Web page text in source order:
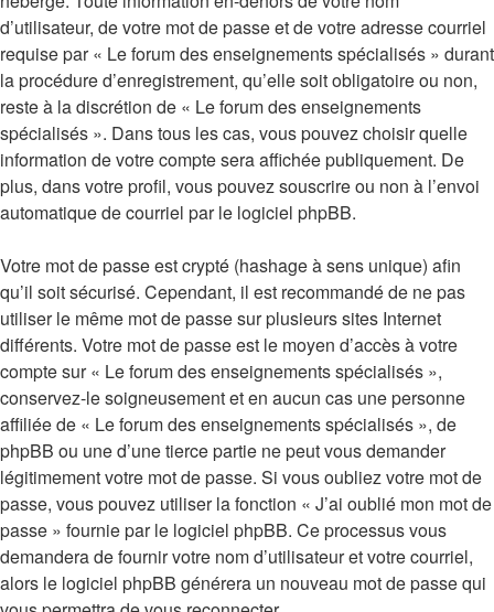
d’utilisateur, de votre mot de passe et de votre adresse courriel
requise par « Le forum des enseignements spécialisés » durant
la procédure d’enregistrement, qu’elle soit obligatoire ou non,
reste à la discrétion de « Le forum des enseignements
spécialisés ». Dans tous les cas, vous pouvez choisir quelle
information de votre compte sera affichée publiquement. De
plus, dans votre profil, vous pouvez souscrire ou non à l’envoi
automatique de courriel par le logiciel phpBB.
Votre mot de passe est crypté (hashage à sens unique) afin
qu’il soit sécurisé. Cependant, il est recommandé de ne pas
utiliser le même mot de passe sur plusieurs sites Internet
différents. Votre mot de passe est le moyen d’accès à votre
compte sur « Le forum des enseignements spécialisés »,
conservez-le soigneusement et en aucun cas une personne
affiliée de « Le forum des enseignements spécialisés », de
phpBB ou une d’une tierce partie ne peut vous demander
légitimement votre mot de passe. Si vous oubliez votre mot de
passe, vous pouvez utiliser la fonction « J’ai oublié mon mot de
passe » fournie par le logiciel phpBB. Ce processus vous
demandera de fournir votre nom d’utilisateur et votre courriel,
alors le logiciel phpBB générera un nouveau mot de passe qui